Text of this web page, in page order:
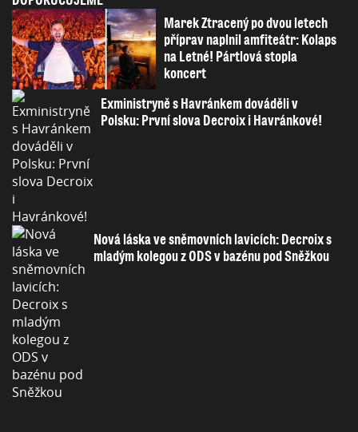
Marek Ztracený po dvou letech
příprav naplnil amfiteátr: Kolaps
na Letné! Pártlová stopla
koncert
Exministryně s Havránkem dováděli v
Polsku: První slova Decroix i Havránkové!
Nová láska ve sněmovních lavicích: Decroix s
mladým kolegou z ODS v bazénu pod Sněžkou